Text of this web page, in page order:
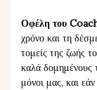
Οφέλη του
χρόνο και τη
τομείς της ζωής
καλά δομημένους
μόνοι μας, και